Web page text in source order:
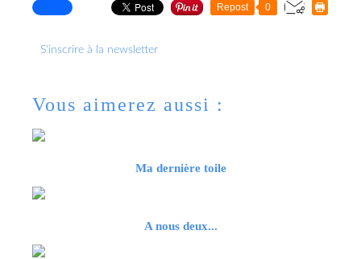
Repost 0
S'inscrire à la newsletter
Vous aimerez aussi :
Ma dernière toile
A nous deux...